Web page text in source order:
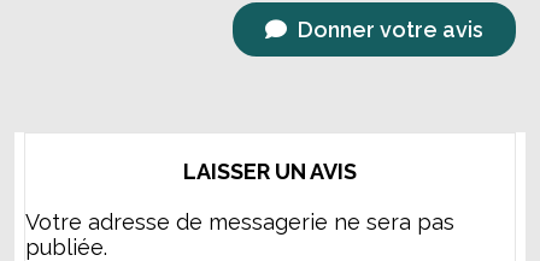
Donner votre avis
LAISSER UN AVIS
Votre adresse de messagerie ne sera pas
publiée.